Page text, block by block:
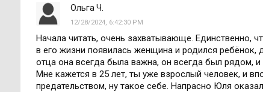
Ольга Ч.
12/28/2024, 6:42:30 PM
Начала читать, очень захватывающе. Единственно,
в его жизни появилась женщина и родился
отца она всегда была важна, он всегда был рядом,
Мне кажется в 25 лет, ты уже взрослый человек, и
предательством, ну такое себе. Напрасно Юля